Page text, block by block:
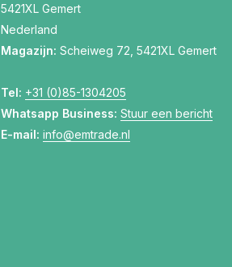
5421XL Gemert
Nederland
Magazijn: Scheiweg 72, 5421XL Gemert
Tel: +31 (0)85-1304205
Whatsapp Business: Stuur een bericht
E-mail: info@emtrade.nl